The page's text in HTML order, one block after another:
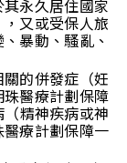
永久居住國家
又或受保人旅
暴動、騷亂、
的併發症（妊
醫療計劃保障
精神疾病或神
療計劃保障一